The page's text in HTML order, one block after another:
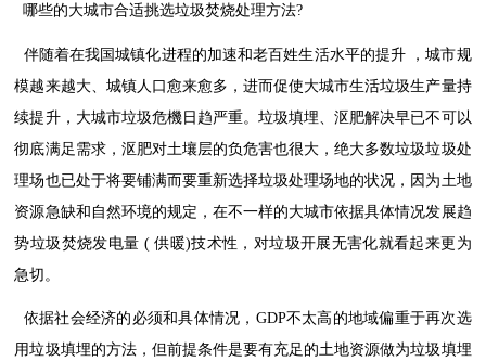
哪些的大城市合适挑选垃圾焚烧处理方法?
伴随着在我国城镇化进程的加速和老百姓生活水平的提升
，城市规
模越来越大、城镇人口愈来愈多，进而促使大城市生活垃圾生产量持
续提升，大城市垃圾危機日趋严重。垃圾填埋、沤肥解决早已不可以
彻底满足需求，沤肥对土壤层的负危害也很大，绝大多数垃圾垃圾处
理场也已处于将要铺满而要重新选择垃圾处理场地的状况，因为土地
资源急缺和自然环境的规定，在不一样的大城市依据具体情况发展趋
势垃圾焚烧发电量 (供暖)技术性，对垃圾开展无害化就看起来更为
急切。
依据社会经济的必须和具体情况， GDP不太高的地域偏重于再次选
用垃圾填埋的方法，但前提条件是要有充足的土地资源做为垃圾填埋